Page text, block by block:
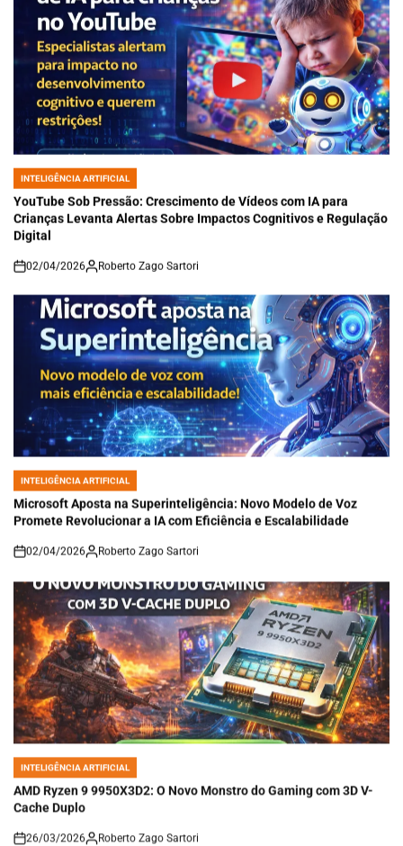
POSTED
IN
INTELIGÊNCIA ARTIFICIAL
YouTube Sob Pressão: Crescimento de Vídeos com IA para
Crianças Levanta Alertas Sobre Impactos Cognitivos e Regulação
Digital
on
02/04/2026 Roberto Zago Sartori
POSTED
INTELIGÊNCIA ARTIFICIAL
Microsoft Aposta na Superinteligência: Novo Modelo de Voz
Promete Revolucionar a IA com Eficiência e Escalabilidade
on
02/04/2026 Roberto Zago Sartori
POSTED
IN
INTELIGÊNCIA ARTIFICIAL
AMD Ryzen 9 9950X3D2: O Novo Monstro do Gaming com 3D V-
Cache Duplo
on